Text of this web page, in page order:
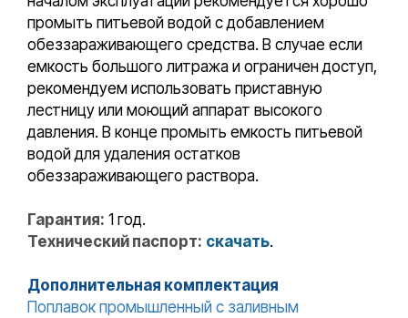
промыть питьевой водой с добавлением
обеззараживающего средства. В случае если
емкость большого литража и ограничен доступ,
рекомендуем использовать приставную
лестницу или моющий аппарат высокого
давления. В конце промыть емкость питьевой
водой для удаления остатков
обеззараживающего раствора.
Гарантия: 1 год.
Технический паспорт: скачать.
Дополнительная комплектация
Поплавок промышленный с заливным